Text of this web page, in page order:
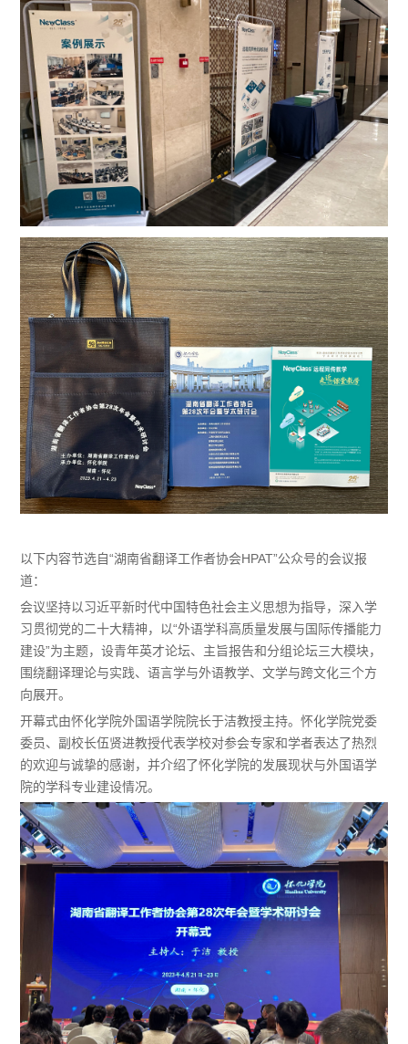
以下内容节选自“湖南省翻译工作者协会HPAT”公众号的会议报
道：
会议坚持以习近平新时代中国特色社会主义思想为指导，深入学
习贯彻党的二十大精神，以“外语学科高质量发展与国际传播能力
建设”为主题，设青年英才论坛、主旨报告和分组论坛三大模块，
围绕翻译理论与实践、语言学与外语教学、文学与跨文化三个方
向展开。
开幕式由怀化学院外国语学院院长于洁教授主持。怀化学院党委
委员、副校长伍贤进教授代表学校对参会专家和学者表达了热烈
的欢迎与诚挚的感谢，并介绍了怀化学院的发展现状与外国语学
院的学科专业建设情况。